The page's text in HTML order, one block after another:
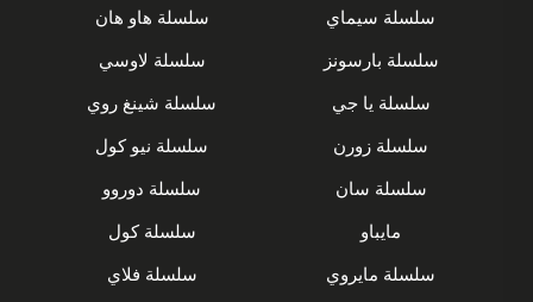
سلسلة سيماي
سلسلة هاو هان
سلسلة بارسونز
سلسلة لاوسي
سلسلة يا جي
سلسلة شينغ روي
سلسلة زورن
سلسلة نيو كول
سلسلة سان
سلسلة دوروو
مايباو
سلسلة كول
سلسلة مايروي
سلسلة فلاي